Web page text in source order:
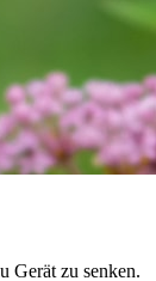
Gerät zu senken.